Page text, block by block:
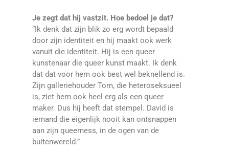
Je zegt dat hij vastzit. Hoe bedoel je dat?
“Ik denk dat zijn blik zo erg wordt bepaald
door zijn identiteit en hij maakt ook werk
vanuit die identiteit. Hij is een queer
kunstenaar die queer kunst maakt. Ik denk
dat dat voor hem ook best wel beknellend is.
Zijn galleriehouder Tom, die heteroseksueel
is, ziet hem ook heel erg als een queer
maker. Dus hij heeft dat stempel. David is
iemand die eigenlijk nooit kan ontsnappen
aan zijn queerness, in de ogen van de
buitenwereld.”